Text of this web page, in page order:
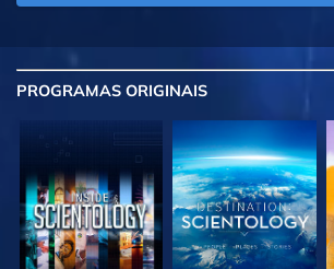
PROGRAMAS ORIGINAIS